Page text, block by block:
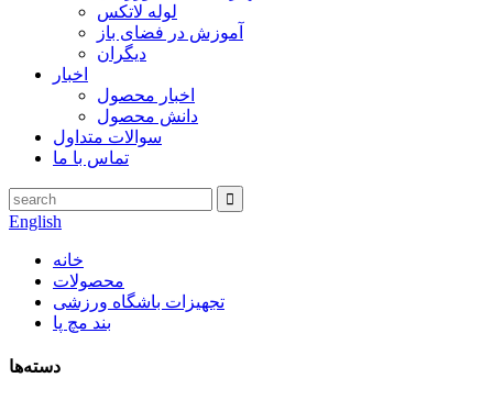
لوله لاتکس
آموزش در فضای باز
دیگران
اخبار
اخبار محصول
دانش محصول
سوالات متداول
تماس با ما
English
خانه
محصولات
تجهیزات باشگاه ورزشی
بند مچ پا
دسته‌ها